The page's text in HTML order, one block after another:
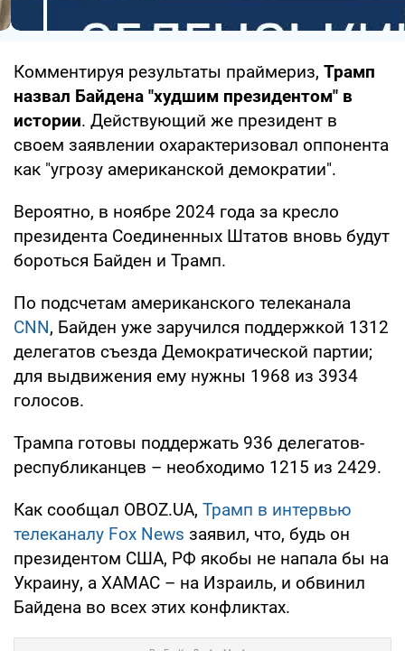
Комментируя результаты праймериз, Трамп
назвал Байдена "худшим президентом" в
истории. Действующий же президент в
своем заявлении охарактеризовал оппонента
как "угрозу американской демократии".
Вероятно, в ноябре 2024 года за кресло
президента Соединенных Штатов вновь будут
бороться Байден и Трамп.
По подсчетам американского телеканала
CNN, Байден уже заручился поддержкой 1312
делегатов съезда Демократической партии;
для выдвижения ему нужны 1968 из 3934
голосов.
Трампа готовы поддержать 936 делегатов-
республиканцев – необходимо 1215 из 2429.
Как сообщал OBOZ.UA, Трамп в интервью
телеканалу Fox News заявил, что, будь он
президентом США, РФ якобы не напала бы на
Украину, а ХАМАС – на Израиль, и обвинил
Байдена во всех этих конфликтах.